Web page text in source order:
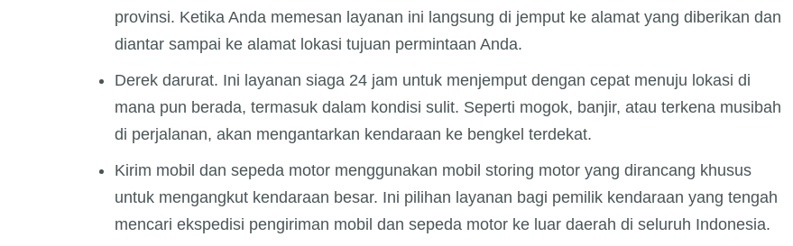
provinsi. Ketika Anda memesan layanan ini langsung di jemput ke alamat yang diberikan dan
diantar sampai ke alamat lokasi tujuan permintaan Anda.
Derek darurat. Ini layanan siaga 24 jam untuk menjemput dengan cepat menuju lokasi di
mana pun berada, termasuk dalam kondisi sulit. Seperti mogok, banjir, atau terkena musibah
di perjalanan, akan mengantarkan kendaraan ke bengkel terdekat.
Kirim mobil dan sepeda motor menggunakan mobil storing motor yang dirancang khusus
untuk mengangkut kendaraan besar. Ini pilihan layanan bagi pemilik kendaraan yang tengah
mencari ekspedisi pengiriman mobil dan sepeda motor ke luar daerah di seluruh Indonesia.